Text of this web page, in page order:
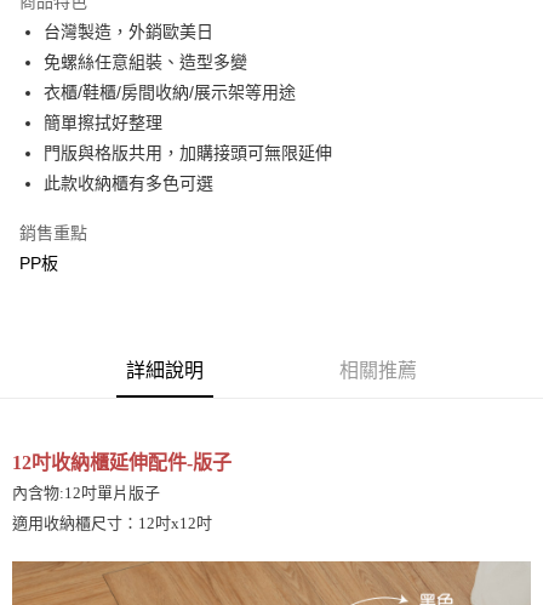
合作金庫商業銀行
華南商業銀行
上海商業儲蓄銀行
國泰世華商業銀行
兆豐國際商業銀行
臺灣中小企業銀行
匯豐（台灣）商業銀行
華泰商業銀行
聯邦商業銀行
遠東國際商業銀行
元大商業銀行
台新國際商業銀行
台灣樂天信用卡公司
LINE Pay
Apple Pay
街口支付
悠遊付
運送方式
台灣製造，外銷歐美日
免螺絲任意組裝、造型多變
衣櫃/鞋櫃/房間收納/展示架等用途
簡單擦拭好整理
門版與格版共用，加購接頭可無限延伸
此款收納櫃有多色可選
銷售重點
PP板
詳細說明 相關推薦
12吋收納櫃延伸配件-版子
內含物:12吋單片版子
適用收納櫃尺寸：12吋x12吋